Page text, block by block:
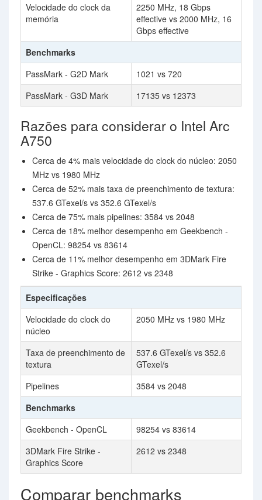
Velocidade do clock da
memória
2250 MHz, 18 Gbps
effective vs 2000 MHz, 16
Gbps effective
Benchmarks
PassMark - G2D Mark
1021 vs 720
PassMark - G3D Mark
17135 vs 12373
Razões para considerar o Intel Arc
A750
Cerca de 4% mais velocidade do clock do núcleo: 2050
MHz vs 1980 MHz
Cerca de 52% mais taxa de preenchimento de textura:
537.6 GTexel/s vs 352.6 GTexel/s
Cerca de 75% mais pipelines: 3584 vs 2048
Cerca de 18% melhor desempenho em Geekbench -
OpenCL: 98254 vs 83614
Cerca de 11% melhor desempenho em 3DMark Fire
Strike - Graphics Score: 2612 vs 2348
Especificações
Velocidade do clock do
núcleo
2050 MHz vs 1980 MHz
Taxa de preenchimento de
textura
537.6 GTexel/s vs 352.6
GTexel/s
Pipelines
3584 vs 2048
Benchmarks
Geekbench - OpenCL
98254 vs 83614
3DMark Fire Strike -
Graphics Score
2612 vs 2348
Comparar benchmarks